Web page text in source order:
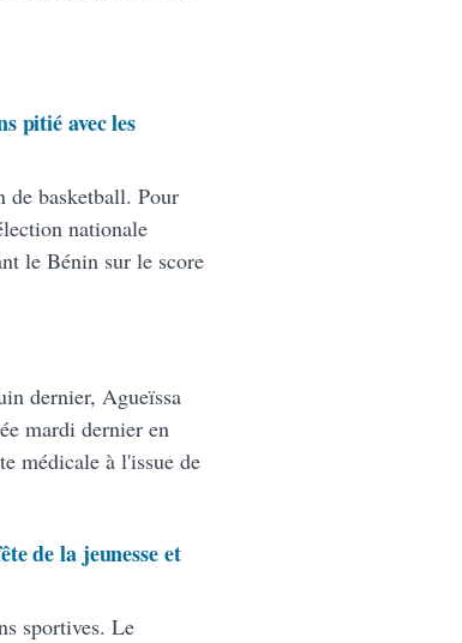
pitié avec les
de basketball. Pour
nationale
le Bénin sur le score
dernier, Agueïssa
mardi dernier en
médicale à l'issue de
de la jeunesse et
sportives. Le